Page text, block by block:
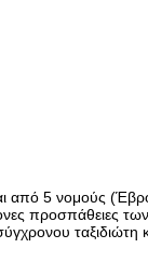
από 5 νομούς
προσπάθειες των
ταξιδιώτη